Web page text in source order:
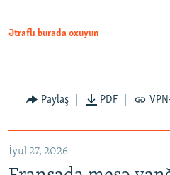
Ətraflı burada oxuyun
Paylaş PDF
İyul 27, 2026